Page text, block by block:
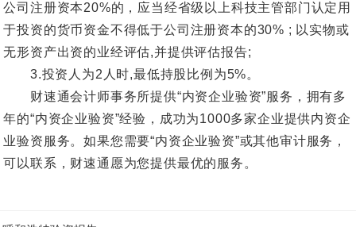
公司注册资本20%的，应当经省级以上科技主管部门认定用
于投资的货币资金不得低于公司注册资本的30% ; 以实物或
无形资产出资的业经评估,并提供评估报告;
3.投资人为2人时,最低持股比例为5%。
财速通会计师事务所提供“内资企业验资”服务，拥有多
年的“内资企业验资”经验，成功为1000多家企业提供内资企
业验资服务。如果您需要“内资企业验资”或其他审计服务，
可以联系，财速通愿为您提供最优的服务。